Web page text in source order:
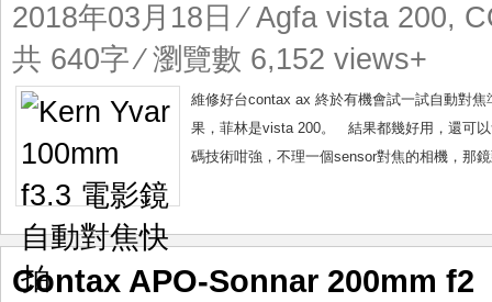
2018年03月18日 ⁄Agfa vista 200,
共 640字 ⁄ 瀏覽數 6,152 views+
維修好台contax ax 終於有機會試一試自動對
果，菲林是vista 200。 結果都幾好用，還可
碼技術咁強，不理一個sensor對焦的相機，那
Contax APO-Sonnar 200mm f2